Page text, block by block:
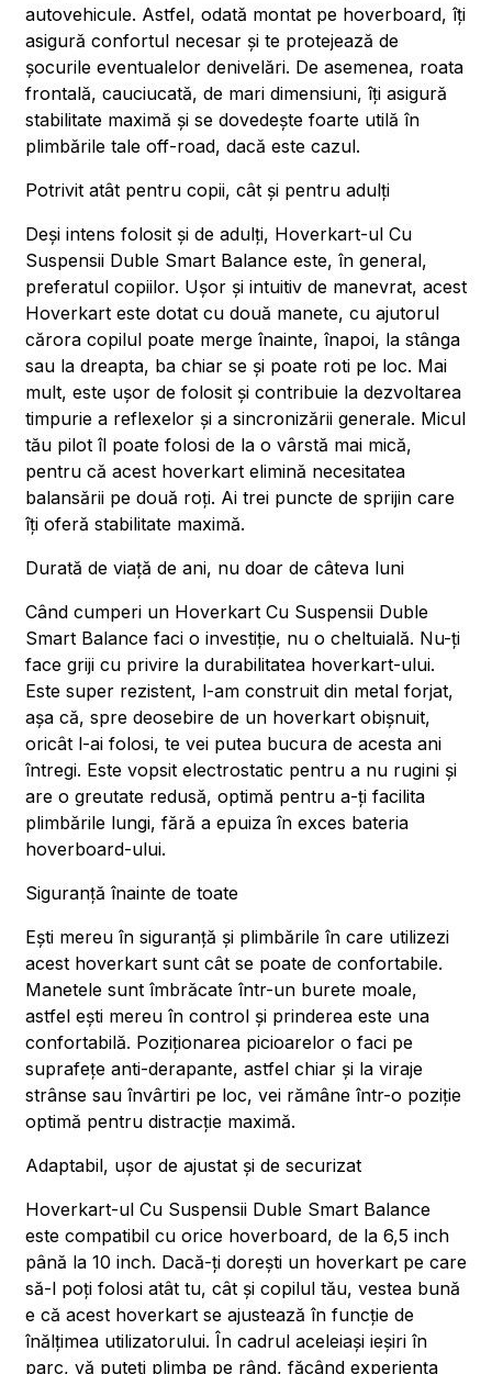
autovehicule. Astfel, odată montat pe hoverboard, îți
asigură confortul necesar și te protejează de
șocurile eventualelor denivelări. De asemenea, roata
frontală, cauciucată, de mari dimensiuni, îți asigură
stabilitate maximă și se dovedește foarte utilă în
plimbările tale off-road, dacă este cazul.
Potrivit atât pentru copii, cât și pentru adulți
Deși intens folosit și de adulți, Hoverkart-ul Cu
Suspensii Duble Smart Balance este, în general,
preferatul copiilor. Ușor și intuitiv de manevrat, acest
Hoverkart este dotat cu două manete, cu ajutorul
cărora copilul poate merge înainte, înapoi, la stânga
sau la dreapta, ba chiar se și poate roti pe loc. Mai
mult, este ușor de folosit și contribuie la dezvoltarea
timpurie a reflexelor și a sincronizării generale. Micul
tău pilot îl poate folosi de la o vârstă mai mică,
pentru că acest hoverkart elimină necesitatea
balansării pe două roți. Ai trei puncte de sprijin care
îți oferă stabilitate maximă.
Durată de viață de ani, nu doar de câteva luni
Când cumperi un Hoverkart Cu Suspensii Duble
Smart Balance faci o investiție, nu o cheltuială. Nu-ți
face griji cu privire la durabilitatea hoverkart-ului.
Este super rezistent, l-am construit din metal forjat,
așa că, spre deosebire de un hoverkart obișnuit,
oricât l-ai folosi, te vei putea bucura de acesta ani
întregi. Este vopsit electrostatic pentru a nu rugini și
are o greutate redusă, optimă pentru a-ți facilita
plimbările lungi, fără a epuiza în exces bateria
hoverboard-ului.
Siguranță înainte de toate
Ești mereu în siguranță și plimbările în care utilizezi
acest hoverkart sunt cât se poate de confortabile.
Manetele sunt îmbrăcate într-un burete moale,
astfel ești mereu în control și prinderea este una
confortabilă. Poziționarea picioarelor o faci pe
suprafețe anti-derapante, astfel chiar și la viraje
strânse sau învârtiri pe loc, vei rămâne într-o poziție
optimă pentru distracție maximă.
Adaptabil, ușor de ajustat și de securizat
Hoverkart-ul Cu Suspensii Duble Smart Balance
este compatibil cu orice hoverboard, de la 6,5 inch
până la 10 inch. Dacă-ți dorești un hoverkart pe care
să-l poți folosi atât tu, cât și copilul tău, vestea bună
e că acest hoverkart se ajustează în funcție de
înălțimea utilizatorului. În cadrul aceleiași ieșiri în
parc, vă puteți plimba pe rând, făcând experiența